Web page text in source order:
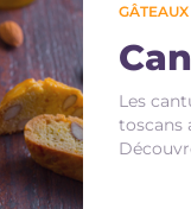
Les
toscans